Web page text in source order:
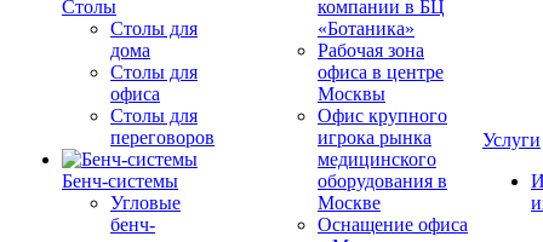
Столы
Столы для
дома
Столы для
офиса
Столы для
переговоров
Бенч-системы
Угловые
бенч-
компании в БЦ
«Ботаника»
Рабочая зона
офиса в центре
Москвы
Офис крупного
игрока рынка
медицинского
оборудования в
Москве
Оснащение офиса
Услуги